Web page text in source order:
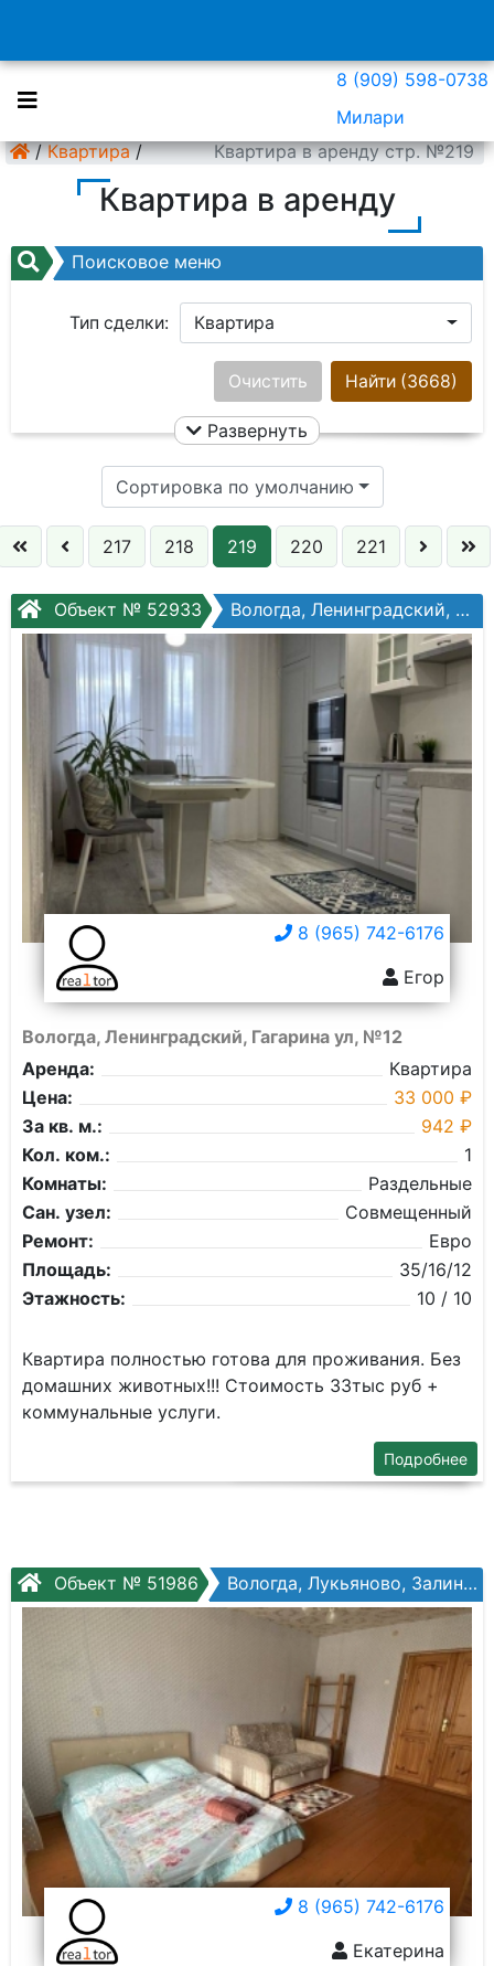
8 (909) 598-0738
Милари
/ Квартира / Квартира в аренду стр. №219
Квартира в аренду
Поисковое меню
Тип сделки: Квартира
Ничего не выбрано
Цена:
Кол. комнат:
Этаж:
Слово:
Найти (3668)
Очистить
Развернуть
Сортировка по умолчанию
217 218 219 220 221
Объект № 52933 Вологда, Ленинградский, Гагарина ул, №12
8 (965) 742-6176
Егор
Вологда, Ленинградский, Гагарина ул, №12
Аренда:
Квартира
Цена:
33 000 ₽
За кв. м.:
942 ₽
Кол. ком.:
1
Комнаты:
Раздельные
Сан. узел:
Совмещенный
Ремонт:
Евро
Площадь:
35/16/12
Этажность:
10 / 10
Квартира полностью готова для проживания. Без
домашних животных!!! Стоимость 33тыс руб +
коммунальные услуги.
Подробнее
Объект № 51986 Вологда, Лукьяново, Залинейная ул, №24б
8 (965) 742-6176
Екатерина